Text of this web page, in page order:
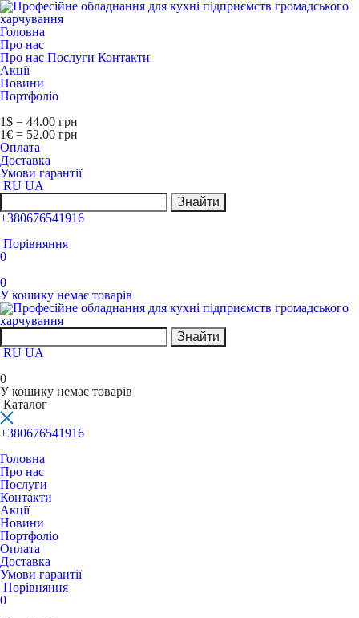
Головна
Про нас
Про нас Послуги Контакти
Акції
Новини
Портфоліо
1$ = 44.00 грн
1€ = 52.00 грн
Оплата
Доставка
Умови гарантії
RU UA
Знайти
+380676541916
Порівняння
0
0
У кошику немає товарів
Знайти
RU UA
0
У кошику немає товарів
Каталог
+380676541916
Головна
Про нас
Послуги
Контакти
Акції
Новини
Портфоліо
Оплата
Доставка
Умови гарантії
Порівняння
0